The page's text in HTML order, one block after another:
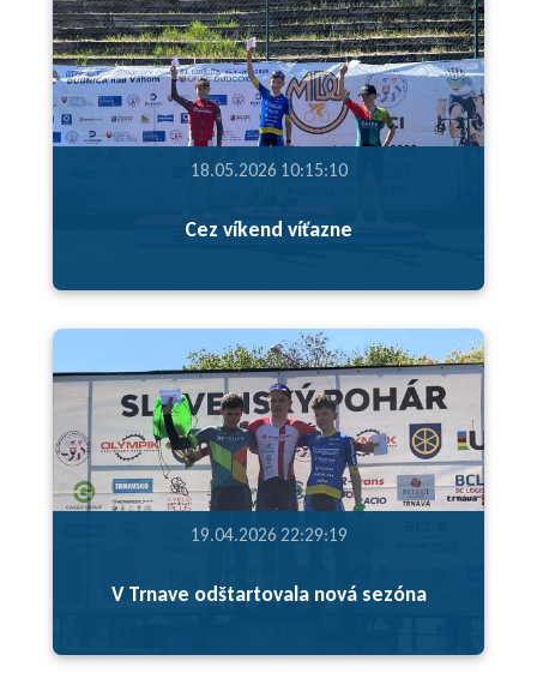
18.05.2026 10:15:10
Cez víkend víťazne
19.04.2026 22:29:19
V Trnave odštartovala nová sezóna